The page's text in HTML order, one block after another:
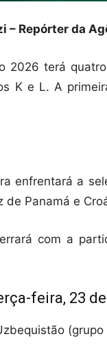
– Repórter da
2026 terá
K e L. A
enfrentará a
de Panamá e
com a
feira, 23
(grupo